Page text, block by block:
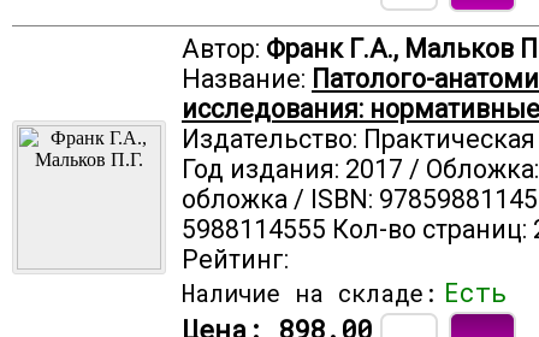
Автор: Франк Г.А., Мальков
Название: Патолого-
исследования:
Издательство:
Год издания: 2017 /
обложка / ISBN:
5988114555 Кол-во страниц:
Рейтинг:
Наличие на складе: Есть
Цена: 898.00